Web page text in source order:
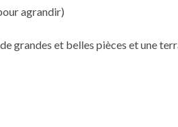
agrandir)
grandes et belles pièces et une